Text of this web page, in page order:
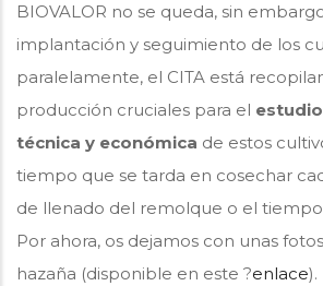
BIOVALOR no se queda, sin
implantación y seguimiento de los
paralelamente, el CITA está
producción cruciales para el
técnica y económica de estos
tiempo que se tarda en cosechar
de llenado del remolque o el
Por ahora, os dejamos con unas
hazaña (disponible en este ?enlace).